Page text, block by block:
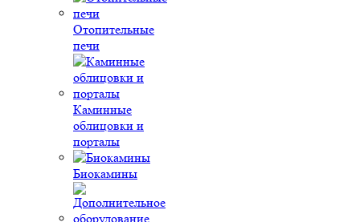
Отопительные
печи
Каминные
облицовки и
порталы
Биокамины